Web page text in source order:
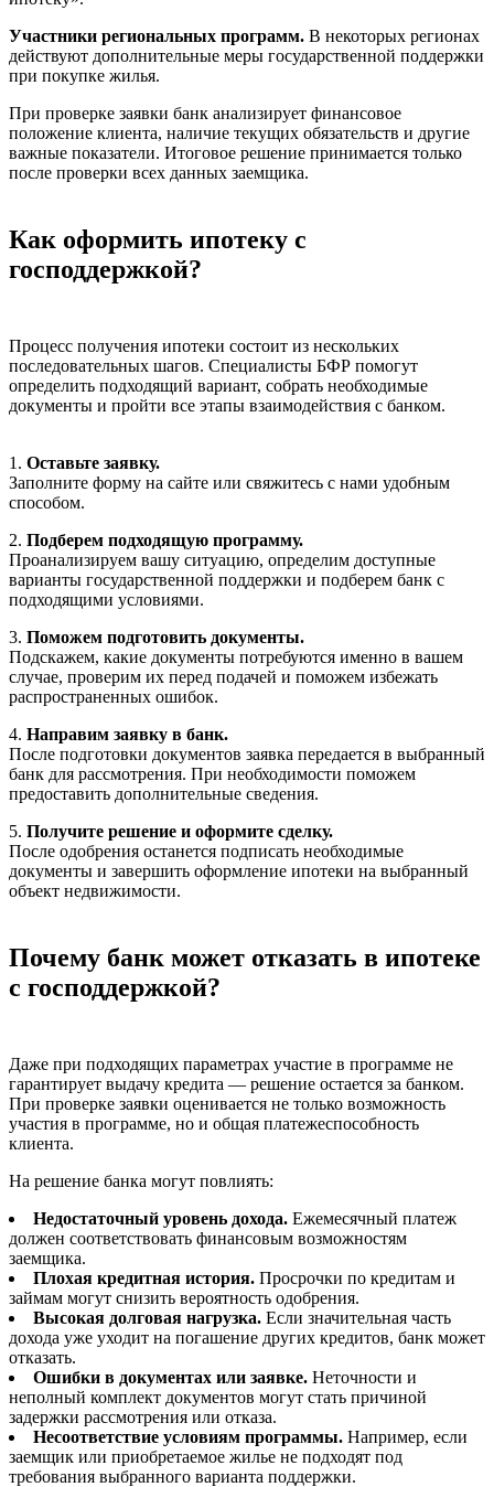
Участники региональных программ. В некоторых регионах
действуют дополнительные меры государственной поддержки
при покупке жилья.
При проверке заявки банк анализирует финансовое
положение клиента, наличие текущих обязательств и другие
важные показатели. Итоговое решение принимается только
после проверки всех данных заемщика.
Как оформить ипотеку с
господдержкой?
Процесс получения ипотеки состоит из нескольких
последовательных шагов. Специалисты БФР помогут
определить подходящий вариант, собрать необходимые
документы и пройти все этапы взаимодействия с банком.
1. Оставьте заявку.
Заполните форму на сайте или свяжитесь с нами удобным
способом.
2. Подберем подходящую программу.
Проанализируем вашу ситуацию, определим доступные
варианты государственной поддержки и подберем банк с
подходящими условиями.
3. Поможем подготовить документы.
Подскажем, какие документы потребуются именно в вашем
случае, проверим их перед подачей и поможем избежать
распространенных ошибок.
4. Направим заявку в банк.
После подготовки документов заявка передается в выбранный
банк для рассмотрения. При необходимости поможем
предоставить дополнительные сведения.
5. Получите решение и оформите сделку.
После одобрения останется подписать необходимые
документы и завершить оформление ипотеки на выбранный
объект недвижимости.
Почему банк может отказать в ипотеке
с господдержкой?
Даже при подходящих параметрах участие в программе не
гарантирует выдачу кредита — решение остается за банком.
При проверке заявки оценивается не только возможность
участия в программе, но и общая платежеспособность
клиента.
На решение банка могут повлиять:
Недостаточный уровень дохода. Ежемесячный платеж
должен соответствовать финансовым возможностям
заемщика.
Плохая кредитная история. Просрочки по кредитам и
займам могут снизить вероятность одобрения.
Высокая долговая нагрузка. Если значительная часть
дохода уже уходит на погашение других кредитов, банк может
отказать.
Ошибки в документах или заявке. Неточности и
неполный комплект документов могут стать причиной
задержки рассмотрения или отказа.
Несоответствие условиям программы. Например, если
заемщик или приобретаемое жилье не подходят под
требования выбранного варианта поддержки.